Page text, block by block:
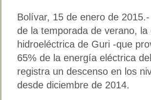
Bolívar, 15 de enero de
de la temporada de verano, la
hidroeléctrica de Guri -que
65% de la energía eléctrica
registra un descenso en los
desde diciembre de 2014.